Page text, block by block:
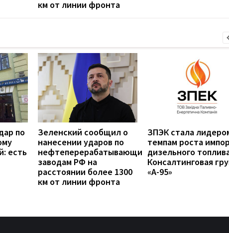
км от линии фронта
по
есть
Зеленский сообщил о
нанесении ударов по
нефтеперерабатывающим
заводам РФ на
расстоянии более 1300
км от линии фронта
ЗПЭК стала
темпам роста
дизельного
Консалтинговая
«А-95»